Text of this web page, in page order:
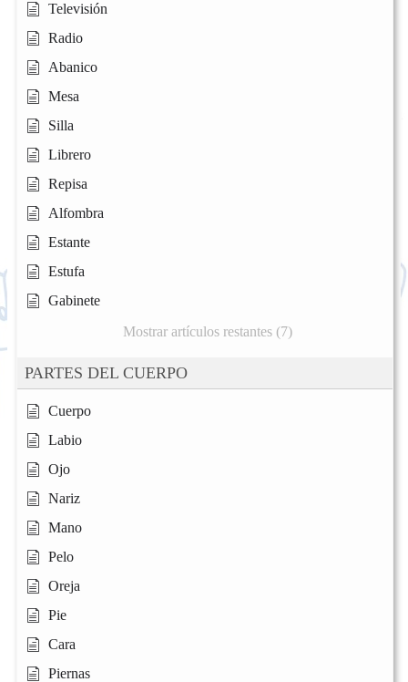
Televisión
Radio
Abanico
Mesa
Silla
Librero
Repisa
Alfombra
Estante
Estufa
Gabinete
Mostrar artículos restantes (7)
PARTES DEL CUERPO
Cuerpo
Labio
Ojo
Nariz
Mano
Pelo
Oreja
Pie
Cara
Piernas